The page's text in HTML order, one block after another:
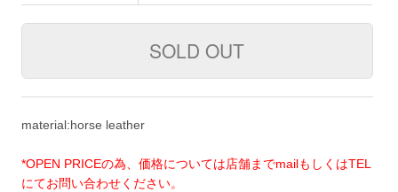
material:horse leather
*OPEN PRICEの為、価格については店舗までmailもしくはTEL
にてお問い合わせください。